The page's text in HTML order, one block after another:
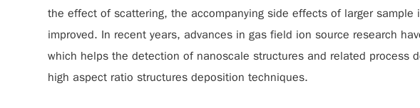
the effect of scattering, the accompanying side effects of larger
improved. In recent years, advances in gas field ion source research
which helps the detection of nanoscale structures and related
high aspect ratio structures deposition techniques.